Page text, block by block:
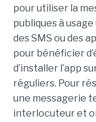
pour utiliser la
publiques à usage
des SMS ou des
pour bénéficier
d’installer l’app
réguliers. Pour
une messagerie
interlocuteur et